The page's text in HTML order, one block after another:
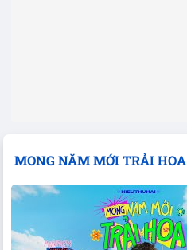
MONG NĂM MỚI TRẢI HOA